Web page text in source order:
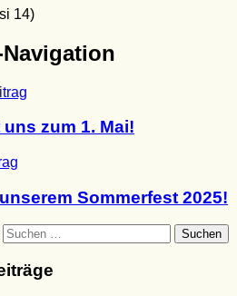
14)
zum 1. Mai!
Sommerfest 2025!
Suchen